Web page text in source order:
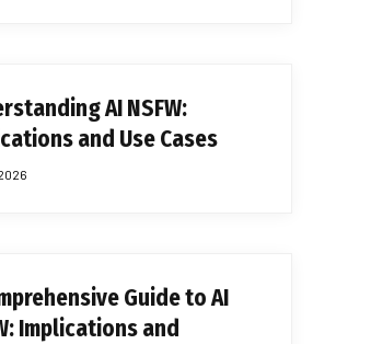
AI NSFW:
and Use Cases
Guide to AI
Implications and